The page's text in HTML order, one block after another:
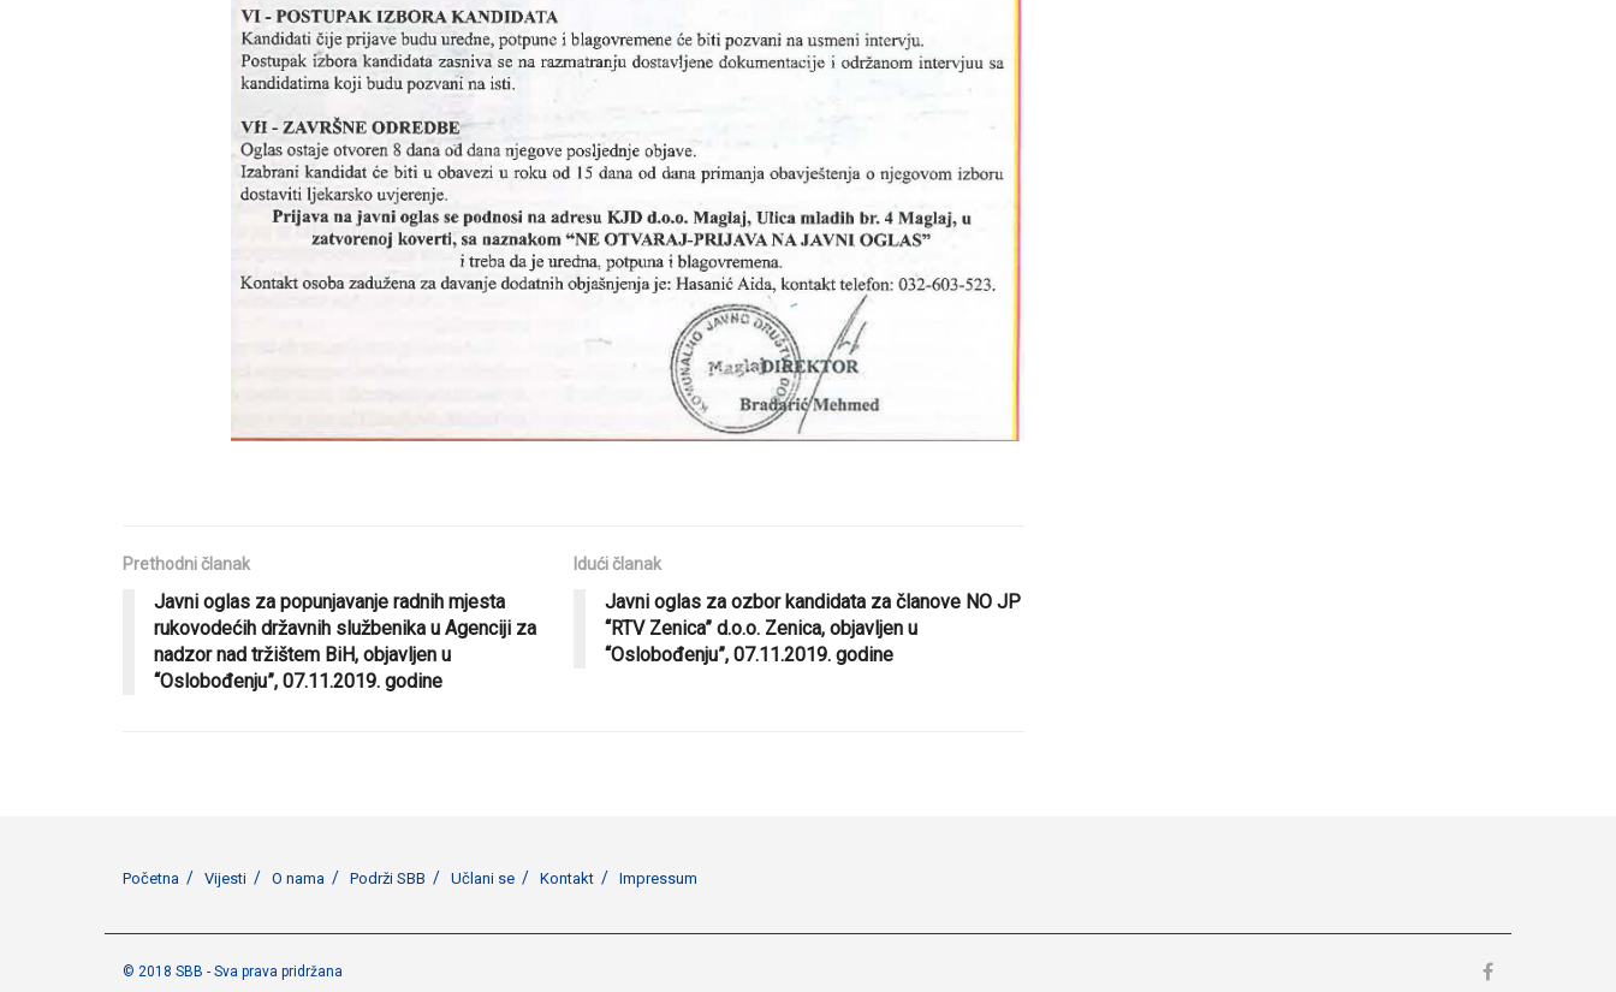
Prethodni članak
Javni oglas za popunjavanje radnih mjesta
rukovodećih državnih službenika u Agenciji za
nadzor nad tržištem BiH, objavljen u
“Oslobođenju”, 07.11.2019. godine
Idući članak
Javni oglas za ozbor kandidata za članove NO JP
“RTV Zenica” d.o.o. Zenica, objavljen u
“Oslobođenju”, 07.11.2019. godine
Početna Vijesti O nama Podrži SBB Učlani se Kontakt Impressum
© 2018 SBB - Sva prava pridržana